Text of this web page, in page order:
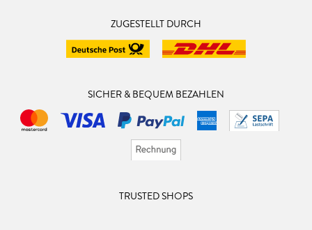
ZUGESTELLT DURCH
SICHER & BEQUEM BEZAHLEN
TRUSTED SHOPS